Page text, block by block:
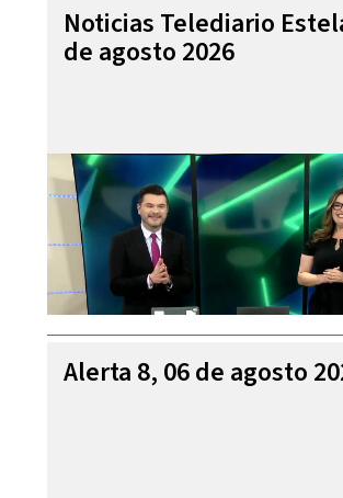
Noticias Telediario
de agosto 2026
Alerta 8, 06 de agosto